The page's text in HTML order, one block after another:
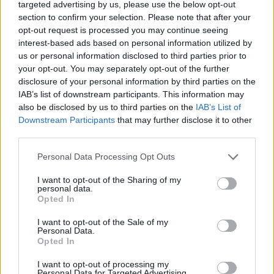
targeted advertising by us, please use the below opt-out
section to confirm your selection. Please note that after your
opt-out request is processed you may continue seeing
interest-based ads based on personal information utilized by
us or personal information disclosed to third parties prior to
your opt-out. You may separately opt-out of the further
disclosure of your personal information by third parties on the
IAB’s list of downstream participants. This information may
also be disclosed by us to third parties on the IAB’s List of
Downstream Participants that may further disclose it to other
Personal Data Processing Opt Outs
I want to opt-out of the Sharing of my
personal data.
Opted In
I want to opt-out of the Sale of my
Personal Data.
Opted In
I want to opt-out of processing my
satsningarna blir fler och det som blir stort i USA blir